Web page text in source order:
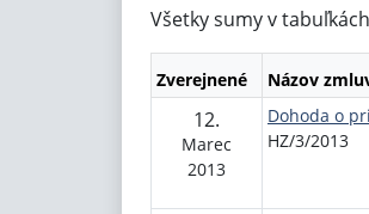
Všetky sumy v
Zverejnené Názov
12.
Marec
2013
Dohoda o
HZ/3/2013